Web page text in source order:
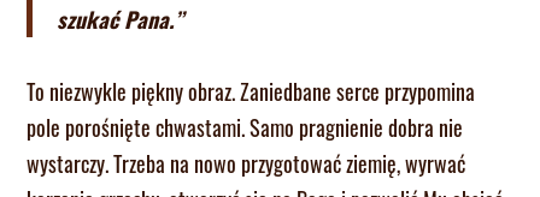
szukać Pana.”
To niezwykle piękny obraz. Zaniedbane serce przypomina
pole porośnięte chwastami. Samo pragnienie dobra nie
wystarczy. Trzeba na nowo przygotować ziemię, wyrwać